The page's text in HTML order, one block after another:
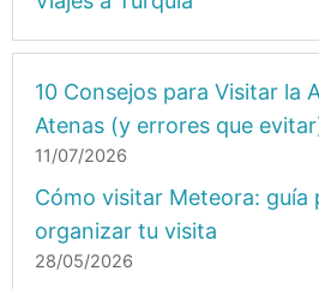
10 Consejos para Visitar la
Atenas (y errores que
11/07/2026
Cómo visitar Meteora: guía
organizar tu visita
28/05/2026